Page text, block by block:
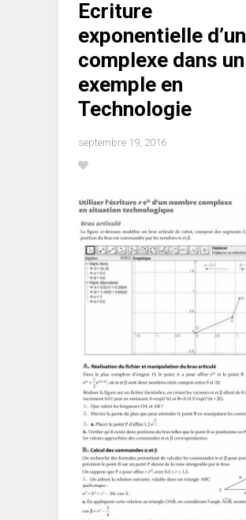
Ecriture
exponentielle d’un
complexe dans un
exemple en
Technologie
septembre 19, 2016